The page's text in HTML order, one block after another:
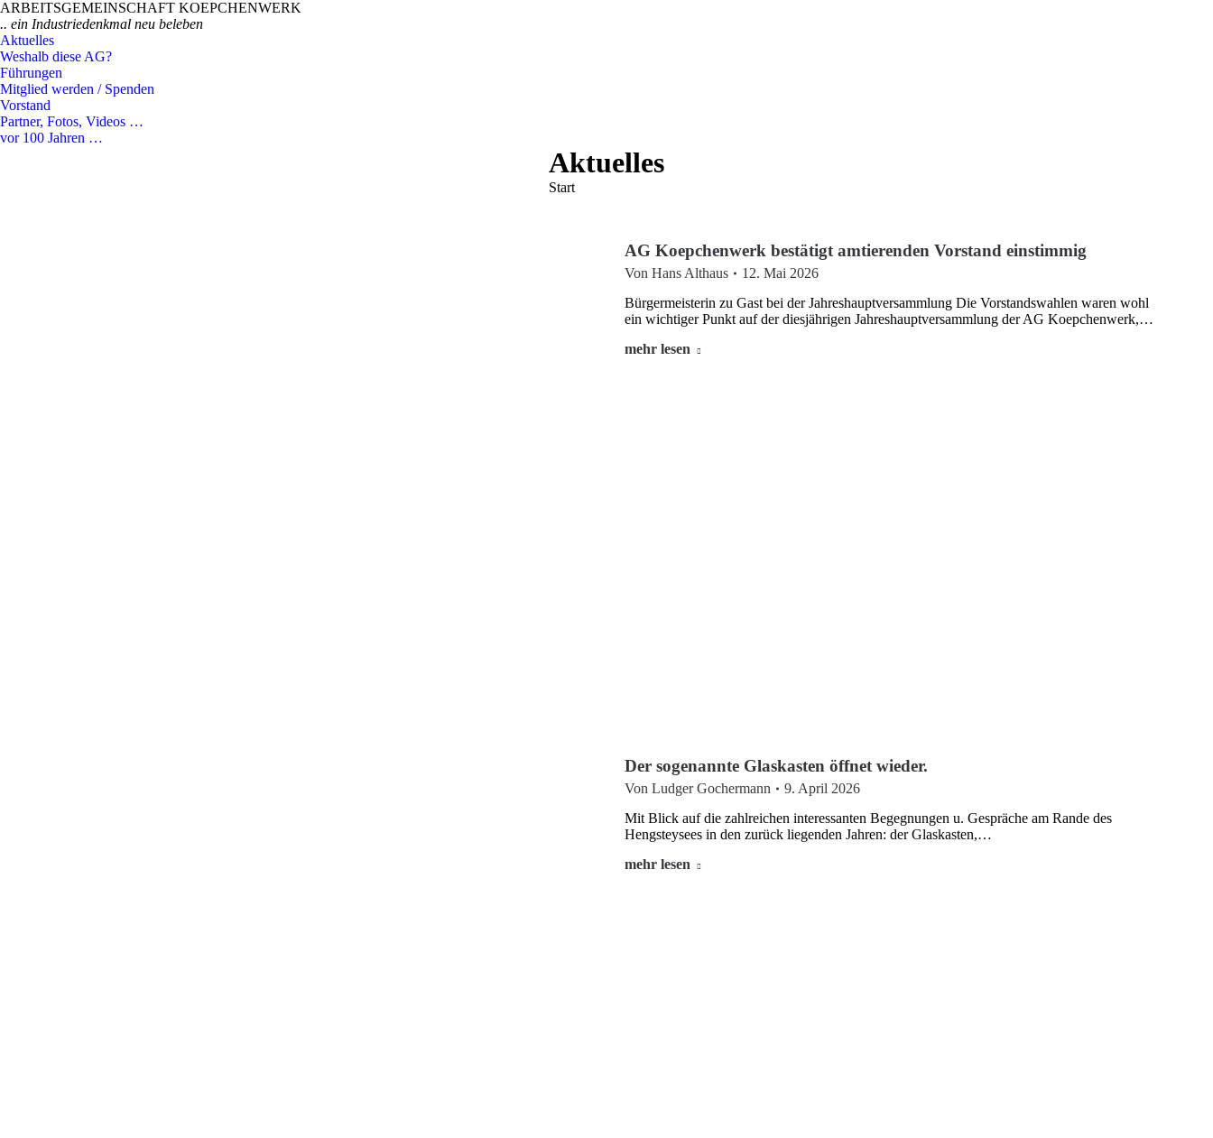
ARBEITSGEMEINSCHAFT KOEPCHENWERK
.. ein Industriedenkmal neu beleben
Aktuelles
Weshalb diese AG?
Führungen
Mitglied werden / Spenden
Vorstand
Partner, Fotos, Videos …
vor 100 Jahren …
Aktuelles
Sie befinden sich hier:
Start
AG Koepchenwerk bestätigt amtierenden Vorstand einstimmig
Von Hans Althaus
12. Mai 2026
Bürgermeisterin zu Gast bei der Jahreshauptversammlung Die Vorstandswahlen waren wohl
ein wichtiger Punkt auf der diesjährigen Jahreshauptversammlung der AG Koepchenwerk,…
mehr lesen
Der sogenannte Glaskasten öffnet wieder.
Von Ludger Gochermann
9. April 2026
Mit Blick auf die zahlreichen interessanten Begegnungen u. Gespräche am Rande des
Hengsteysees in den zurück liegenden Jahren: der Glaskasten,…
mehr lesen